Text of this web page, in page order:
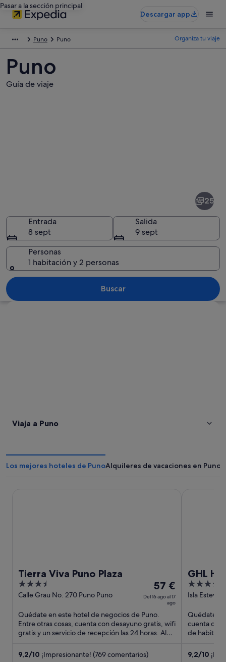
Pasar a la sección principal
Descargar app
Puno Puno Organiza tu viaje
Puno
Guía de viaje
Una ciudad costera con una
25
Entrada
8 sept
Salida
9 sept
Personas
1 habitación y 2 personas
Buscar
Viaja a Puno
Los mejores hoteles de PunoAlquileres de vacaciones en Puno
Tierra Viva Puno Plaza
3.5
out
5
Calle Grau No. 270 Puno Puno
El
precio
de
57 €
por
57 €
Del 16 ago al 17
ago
Quédate en este hotel de negocios de Puno.
Entre otras cosas, cuenta con desayuno gratis, wifi
gratis y un servicio de recepción las 24 horas. Algo
9,2/10 ¡Impresionante! (769 comentarios)
GHL
4
out
5
Isla Esteves
Quédate
cuenta con
de
9,2/10